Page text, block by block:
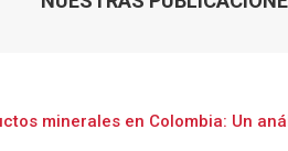
minerales en Colombia: Un